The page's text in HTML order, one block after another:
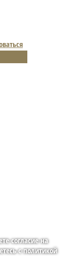
согласие на
с политикой